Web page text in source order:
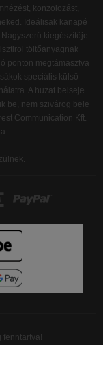
konzolozást,
Ideálisak kanapé
kiegészítője
töltőanyagnak
ponton megtámasztva
speciális külső
A huzat belseje
be, nem szivárog bele
Communication Kft.
fenntartva!